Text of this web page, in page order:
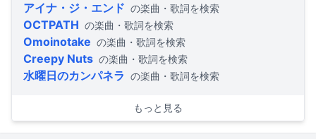
アイナ・ジ・エンド の楽曲・歌詞を検索
OCTPATH の楽曲・歌詞を検索
Omoinotake の楽曲・歌詞を検索
Creepy Nuts の楽曲・歌詞を検索
水曜日のカンパネラ の楽曲・歌詞を検索
もっと見る